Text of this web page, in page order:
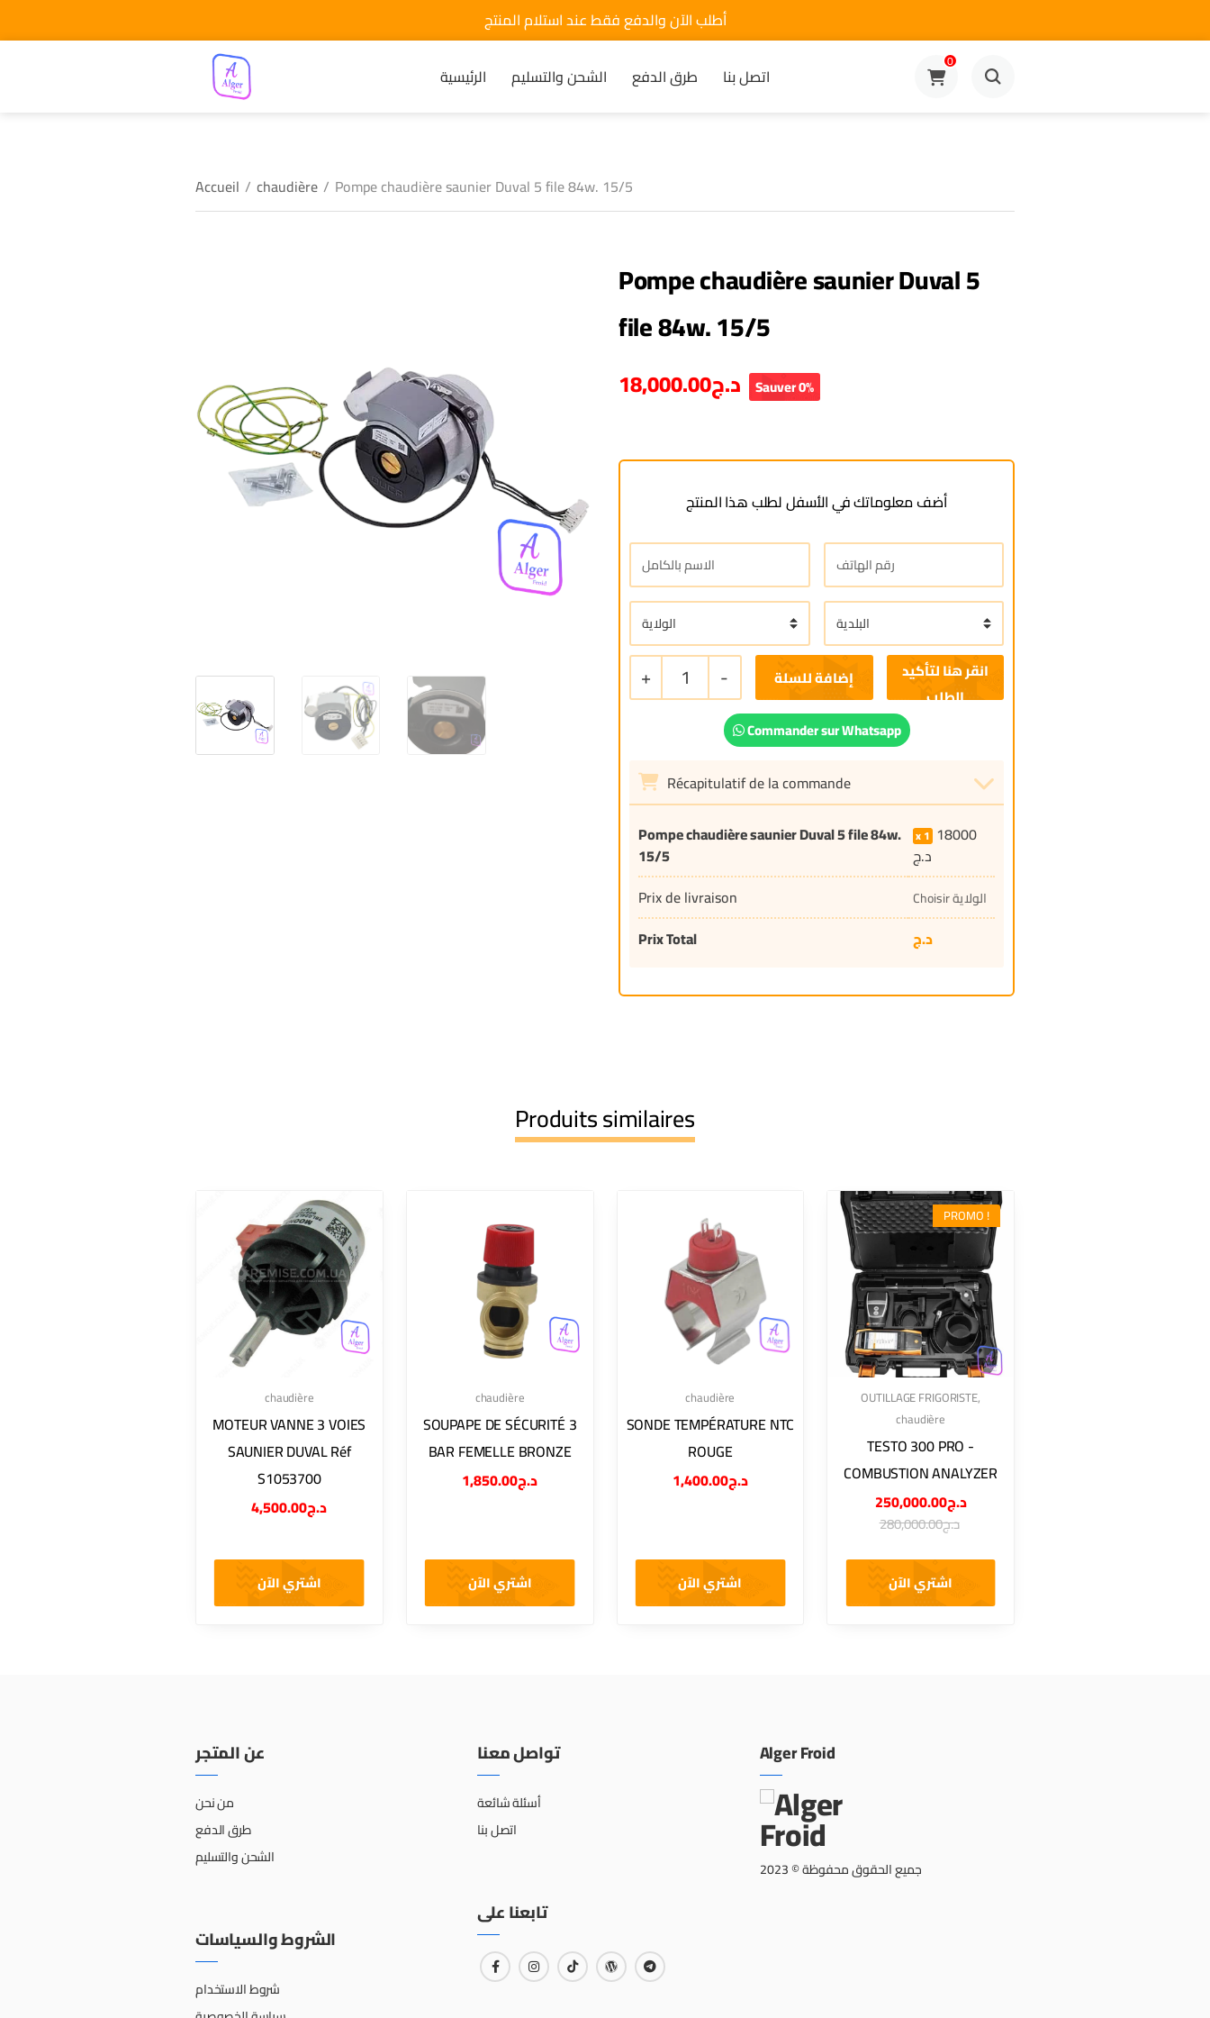
أطلب الآن والدفع فقط عند استلام المنتج
الرئيسية الشحن والتسليم طرق الدفع اتصل بنا
0
Accueil / chaudière / Pompe chaudière saunier Duval 5 file 84w. 15/5
Pompe chaudière saunier Duval 5
file 84w. 15/5
د.ج18,000.00 Sauver 0%
أضف معلوماتك في الأسفل لطلب هذا المنتج
+ 1 - إضافة للسلة
Commander sur Whatsapp
Récapitulatif de la commande
Pompe chaudière saunier Duval 5 file 84w.
15/5
1 18000
د.ج
Prix de livraison
Choisir الولاية
Prix Total د.ج
Produits similaires
chaudière
MOTEUR VANNE 3 VOIES
SAUNIER DUVAL Réf
S1053700
د.ج4,500.00
اشتري الآن
chaudière
SOUPAPE DE SÉCURITÉ 3
BAR FEMELLE BRONZE
د.ج1,850.00
اشتري الآن
chaudière
SONDE TEMPÉRATURE NTC
ROUGE
د.ج1,400.00
اشتري الآن
PROMO !
OUTILLAGE FRIGORISTE,
chaudière
TESTO 300 PRO -
COMBUSTION ANALYZER
د.ج250,000.00
د.ج280,000.00
اشتري الآن
عن المتجر
من نحن
طرق الدفع
الشحن والتسليم
الشروط والسياسات
شروط الاستخدام
تواصل معنا
أسئلة شائعة
اتصل بنا
تابعنا على
Alger Froid
جميع الحقوق محفوظة © 2023